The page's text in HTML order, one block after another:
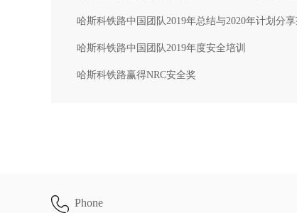
哈斯科铁路中国团队2019年总结与2020年计划分
哈斯科铁路中国团队2019年度安全培训
哈斯科铁路赢得NRC安全奖
Phone